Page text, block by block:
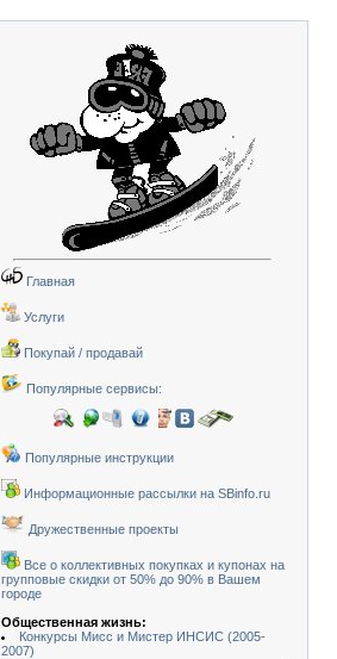
Главная
Услуги
Покупай / продавай
Популярные сервисы:
Популярные инструкции
Информационные рассылки на SBinfo.ru
Дружественные проекты
Все о коллективных покупках и купонах на
групповые скидки от 50% до 90% в Вашем
городе
Общественная жизнь:
Конкурсы Мисс и Мистер ИНСИС (2005-
2007)